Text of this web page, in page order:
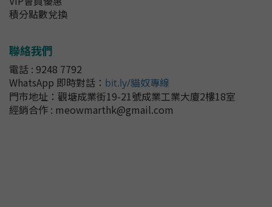
積分點數兌換
聯絡我們
電話 : 9248 7792
WhatsApp 即時對話 ： bit.ly/貓奴專線
門市地址： 觀塘成業街19-21號成業工業大廈2樓18室
經銷合作 : meowmarthk@gmail.com